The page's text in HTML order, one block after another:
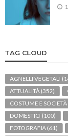
TAG CLOUD
AGNELLI VEGETALI
ATTUALITÀ (352)
COSTUME E SOCIETÀ
DOMESTICI (100)
FOTOGRAFIA (61)